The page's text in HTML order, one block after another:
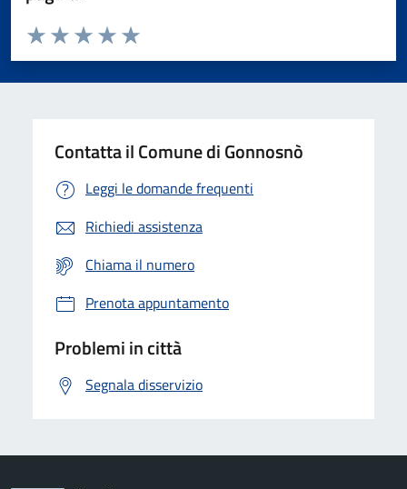
Valuta da 1 a 5 stelle la pagina
Valuta 5 stelle su 5
Valuta 4 stelle su 5
Valuta 3 stelle su 5
Valuta 2 stelle su 5
Valuta 1 stelle su 5
Contatta il Comune di Gonnosnò
Leggi le domande frequenti
Richiedi assistenza
Chiama il numero
Prenota appuntamento
Problemi in città
Segnala disservizio